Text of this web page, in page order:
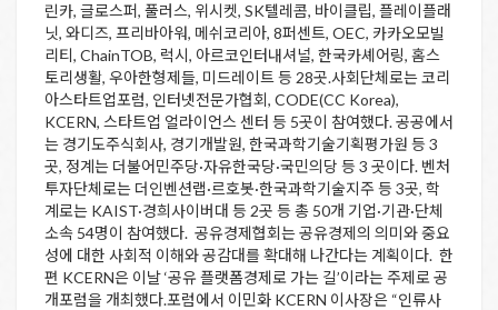
린카, 글로스퍼, 풀러스, 위시켓, SK텔레콤, 바이클립, 플레이플래
닛, 와디즈, 프리바아워, 메쉬코리아, 8퍼센트, OEC, 카카오모빌
리티, ChainTOB, 럭시, 아르코인터내셔널, 한국카셰어링, 홈스
토리생활, 우아한형제들, 미드레이트 등 28곳.사회단체로는 코리
아스타트업포럼, 인터넷전문가협회, CODE(CC Korea),
KCERN, 스타트업 얼라이언스 센터 등 5곳이 참여했다. 공공에서
는 경기도주식회사, 경기개발원, 한국과학기술기획평가원 등 3
곳, 정계는 더불어민주당·자유한국당·국민의당 등 3 곳이다. 벤처
투자단체로는 더인벤션랩·르호봇·한국과학기술지주 등 3곳, 학
계로는 KAIST·경희사이버대 등 2곳 등 총 50개 기업·기관·단체
소속 54명이 참여했다. 공유경제협회는 공유경제의 의미와 중요
성에 대한 사회적 이해와 공감대를 확대해 나간다는 계획이다. 한
편 KCERN은 이날 ‘공유 플랫폼경제로 가는 길’이라는 주제로 공
개포럼을 개최했다.포럼에서 이민화 KCERN 이사장은 “인류사